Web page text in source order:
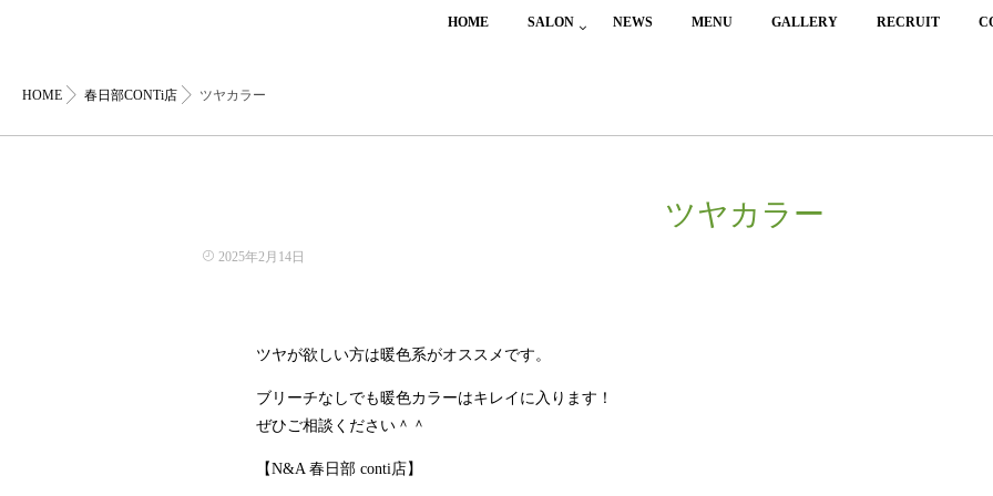
HOME SALON NEWS MENU GALLERY RECRUIT
HOME 春日部CONTi店 ツヤカラー
ツヤカラー
2025年2月14日
ツヤが欲しい方は暖色系がオススメです。
ブリーチなしでも暖色カラーはキレイに入ります！
ぜひご相談ください＾＾
【N&A 春日部 conti店】